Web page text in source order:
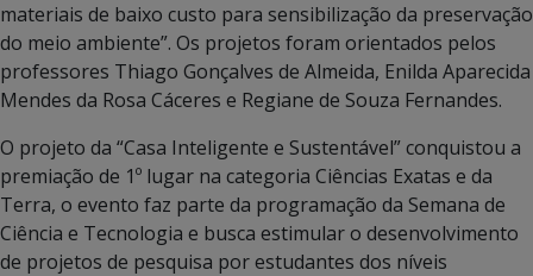
materiais de baixo custo para sensibilização da preservação
do meio ambiente”. Os projetos foram orientados pelos
professores Thiago Gonçalves de Almeida, Enilda Aparecida
Mendes da Rosa Cáceres e Regiane de Souza Fernandes.
O projeto da “Casa Inteligente e Sustentável” conquistou a
premiação de 1º lugar na categoria Ciências Exatas e da
Terra, o evento faz parte da programação da Semana de
Ciência e Tecnologia e busca estimular o desenvolvimento
de projetos de pesquisa por estudantes dos níveis